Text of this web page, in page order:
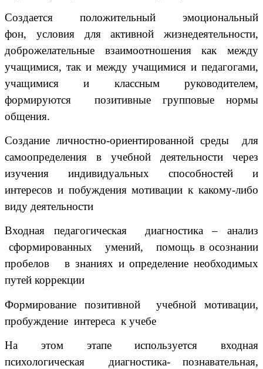
Создается положительный эмоциональный
фон,
условия для активной жизнедеятельности,
доброжелательные взаимоотношения как между
учащимися, так и между учащимися и педагогами,
учащимися и классным руководителем,
формируются позитивные групповые нормы
общения.
Создание личностно-ориентированной среды для
самоопределения в учебной деятельности через
изучения индивидуальных способностей и
интересов и побуждения мотивации к какому-либо
виду деятельности
Входная педагогическая диагностика – анализ
сформированных умений, помощь в осознании
пробелов в знаниях и определение необходимых
путей коррекции
Формирование позитивной учебной мотивации,
пробуждение интереса к учебе
На этом этапе используется входная
психологическая диагностика- познавательная,